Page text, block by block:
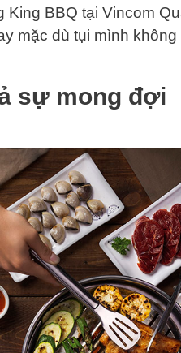
BBQ tại Vincom
mặc dù tụi mình
sự mong đợi